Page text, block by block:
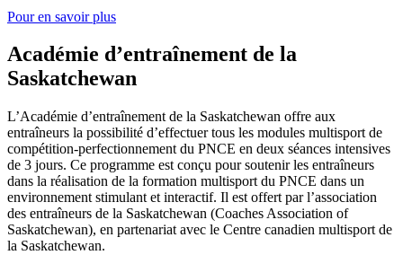
Pour en savoir plus
Académie d’entraînement de la
Saskatchewan
L’Académie d’entraînement de la Saskatchewan offre aux
entraîneurs la possibilité d’effectuer tous les modules multisport de
compétition-perfectionnement du PNCE en deux séances intensives
de 3 jours. Ce programme est conçu pour soutenir les entraîneurs
dans la réalisation de la formation multisport du PNCE dans un
environnement stimulant et interactif. Il est offert par l’association
des entraîneurs de la Saskatchewan (Coaches Association of
Saskatchewan), en partenariat avec le Centre canadien multisport de
la Saskatchewan.